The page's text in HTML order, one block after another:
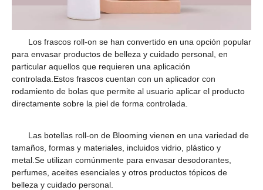
Los frascos roll-on se han convertido en una opción popular
para envasar productos de belleza y cuidado personal, en
particular aquellos que requieren una aplicación
controlada.Estos frascos cuentan con un aplicador con
rodamiento de bolas que permite al usuario aplicar el producto
directamente sobre la piel de forma controlada.
Las botellas roll-on de Blooming vienen en una variedad de
tamaños, formas y materiales, incluidos vidrio, plástico y
metal.Se utilizan comúnmente para envasar desodorantes,
perfumes, aceites esenciales y otros productos tópicos de
belleza y cuidado personal.